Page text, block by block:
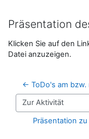
Präsentation
Klicken Sie auf den
Datei anzuzeigen.
← ToDo's am bzw.
Zur Aktivität
Präsentation